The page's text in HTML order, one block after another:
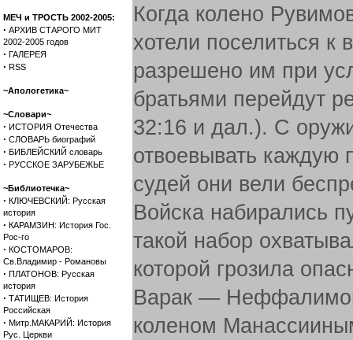
МЕЧ и ТРОСТЬ 2002-2005:
· АРХИВ СТАРОГО МИТ
2002-2005 годов
· ГАЛЕРЕЯ
· RSS
~Апологетика~
~Словари~
· ИСТОРИЯ Отечества
· СЛОВАРЬ биографий
· БИБЛЕЙСКИЙ словарь
· РУССКОЕ ЗАРУБЕЖЬЕ
~Библиотечка~
· КЛЮЧЕВСКИЙ: Русская
история
· КАРАМЗИН: История Гос.
Рос-го
· КОСТОМАРОВ:
Св.Владимир - Романовы
· ПЛАТОНОВ: Русская
история
· ТАТИЩЕВ: История
Российская
· Митр.МАКАРИЙ: История
Рус. Церкви
Когда колено
хотели поселиться к
разрешено им при
братьями перейдут
32:16 и дал.). С
отвоевывать каждую
судей они вели
Войска набирались
такой набор
которой грозила
Варак —
коленом